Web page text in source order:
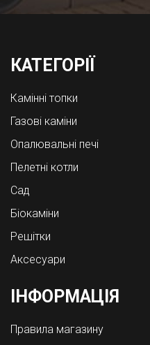
КАТЕГОРІЇ
Камінні топки
Газові каміни
Опалювальні печі
Пелетні котли
Cад
Біокаміни
Решітки
Аксесуари
ІНФОРМАЦІЯ
Правила магазину